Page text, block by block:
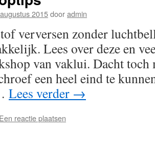
2015dooradmin
verversen zonder
Lees over deze en
van vaklui. Dacht toch
een heel eind te
Lees verder →
Een reactie plaatsen